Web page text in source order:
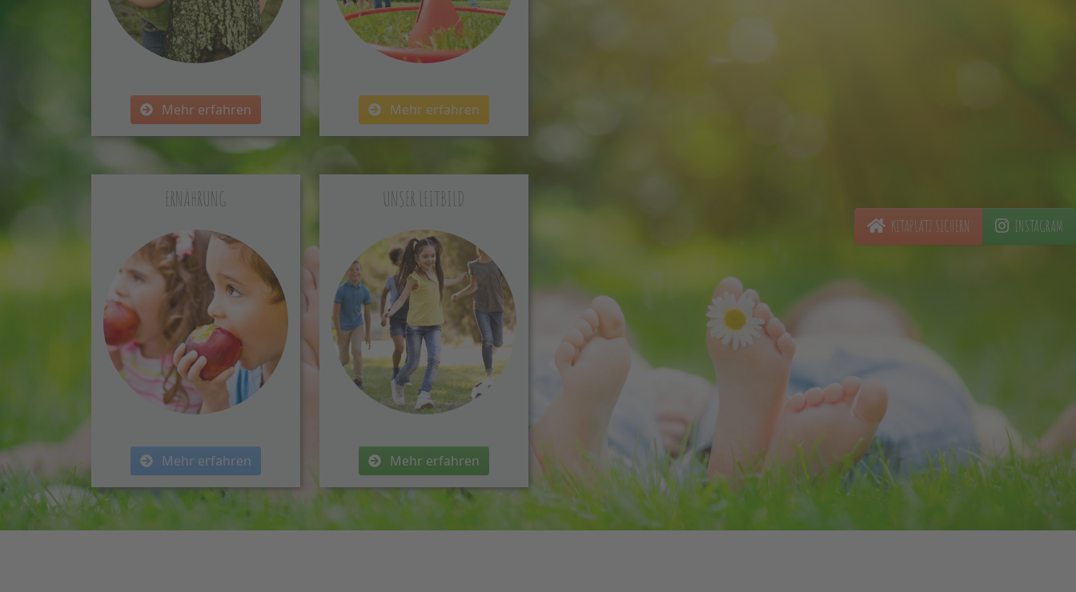
KITAPLATZ SICHERN INSTAGRAM
Mehr erfahren
ERNÄHRUNG
Mehr erfahren
Mehr erfahren
UNSER LEITBILD
Mehr erfahren